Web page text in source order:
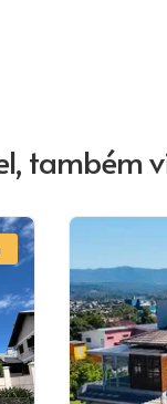
também